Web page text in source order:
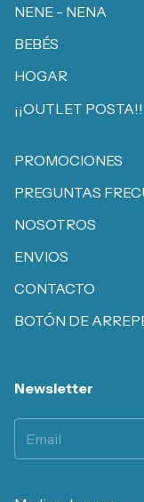
NENE - NENA
BEBÉS
HOGAR
¡¡OUTLET POSTA!!
PROMOCIONES
PREGUNTAS
NOSOTROS
ENVIOS
CONTACTO
BOTÓN DE
Newsletter